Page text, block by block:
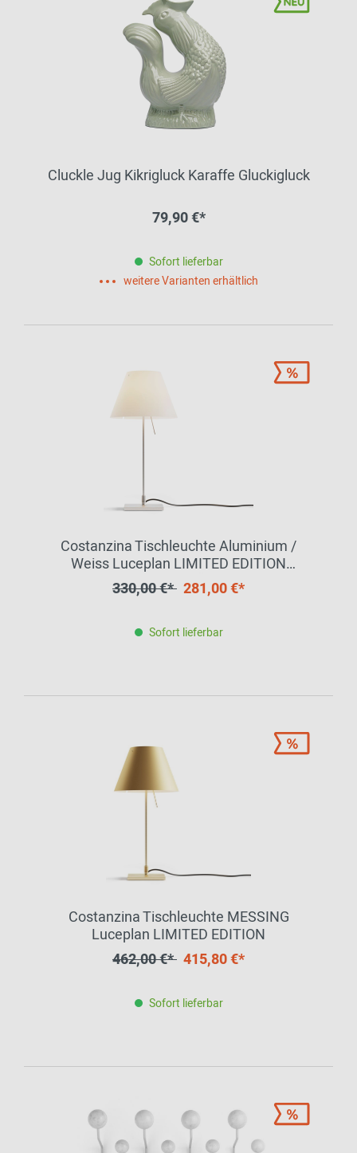
Cluckle Jug Kikrigluck Karaffe Gluckigluck
79,90 €*
Sofort lieferbar
weitere Varianten erhältlich
Costanzina Tischleuchte Aluminium /
Weiss Luceplan LIMITED EDITION
EINZELSTÜCK
330,00 €* 281,00 €*
Sofort lieferbar
Costanzina Tischleuchte MESSING
Luceplan LIMITED EDITION
462,00 €* 415,80 €*
Sofort lieferbar